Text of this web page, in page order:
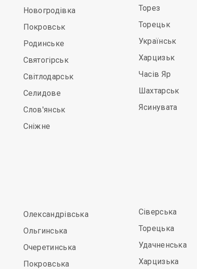
Новогродівка
Покровськ
Родинське
Святогірськ
Світлодарськ
Селидове
Слов'янськ
Сніжне
Торез
Торецьк
Українськ
Харцизьк
Часів Яр
Шахтарськ
Ясинувата
Олександрівська
Ольгинська
Очеретинська
Покровська
Сіверська
Торецька
Удачненська
Харцизька